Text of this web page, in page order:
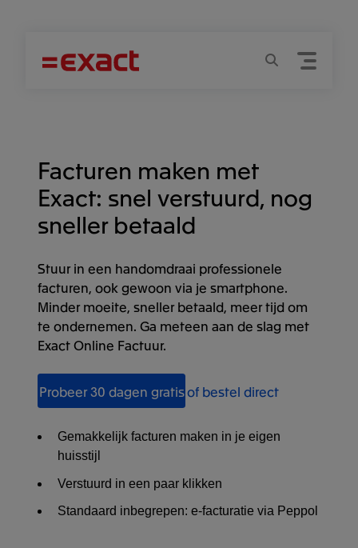
Menu
Zoeken
Facturen maken met
Exact: snel verstuurd, nog
sneller betaald
Stuur in een handomdraai professionele
facturen, ook gewoon via je smartphone.
Minder moeite, sneller betaald, meer tijd om
te ondernemen. Ga meteen aan de slag met
Exact Online Factuur.
Probeer 30 dagen gratisof bestel direct
Gemakkelijk facturen maken in je eigen
huisstijl
Verstuurd in een paar klikken
Standaard inbegrepen: e-facturatie via Peppol